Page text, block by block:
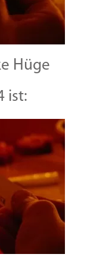
Hüge
ist: